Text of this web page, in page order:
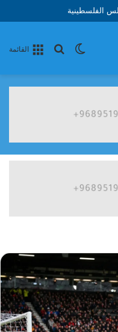
القائمة
بحث الوضع